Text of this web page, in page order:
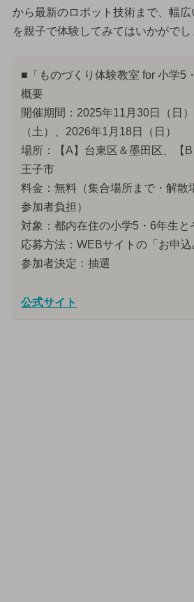
から最新のロボット技術まで、幅
を親子で体験してみてはいかがでし
■「ものづくり体験教室 for 小学5
概要
開催期間：2025年11月30日（日
（土）、2026年1月18日（日）
場所：【A】台東区＆墨田区、【
王子市
料金：無料（集合場所まで・解散
参加者負担）
対象：都内在住の小学5・6年生と
応募方法：WEBサイトの「お申
参加者決定：抽選
公式サイト